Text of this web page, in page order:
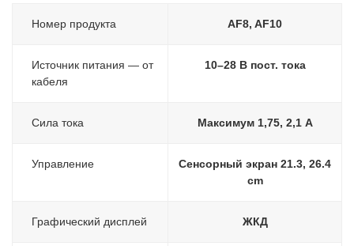
Номер продукта AF8, AF10
Источник питания — от
кабеля
10–28 В пост. тока
Сила тока Максимум 1,75, 2,1 A
Управление
Сенсорный экран 21.3, 26.4
cm
Графический дисплей ЖКД